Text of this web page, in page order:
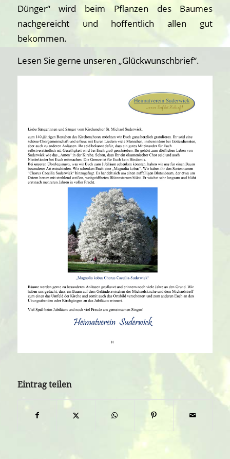
Dünger“ wird beim Pflanzen des Baumes
nachgereicht und hoffentlich allen gut
bekommen.
Lesen Sie gerne unseren „Glückwunschbrief“.
Eintrag teilen